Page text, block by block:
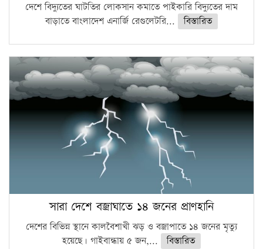
দেশে বিদ্যুতের ঘাটতির লোকসান কমাতে পাইকারি বিদ্যুতের দাম
বাড়াতে বাংলাদেশ এনার্জি রেগুলেটরি...
বিস্তারিত
সারা দেশে বজ্রাঘাতে ১৪ জনের প্রাণহানি
দেশের বিভিন্ন স্থানে কালবৈশাখী ঝড় ও বজ্রাপাতে ১৪ জনের মৃত্যু
হয়েছে। গাইবান্ধায় ৫ জন,...
বিস্তারিত